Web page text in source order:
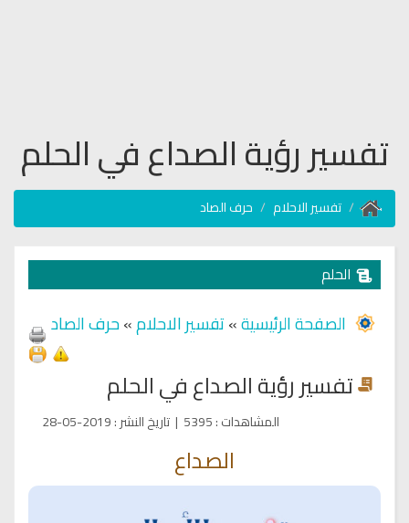
تفسير رؤية الصداع في الحلم
تفسير الاحلام حرف الصاد
الحلم
الصفحة الرئيسية»تفسير الاحلام»حرف الصاد
تفسير رؤية الصداع في الحلم
المشاهدات:
5395
| تاريخ النشر:
2019-05-28
الصداع